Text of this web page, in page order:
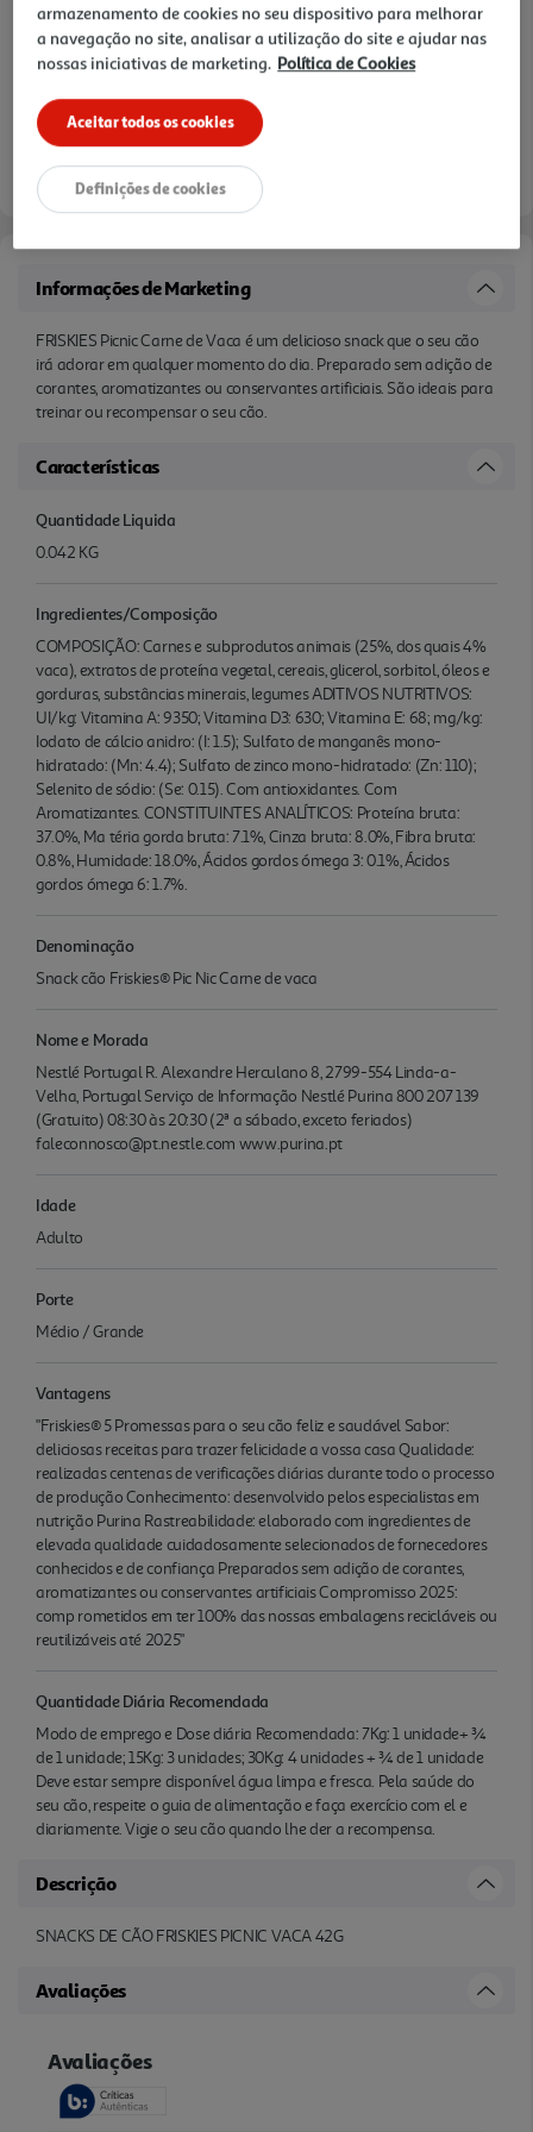
Disponibilidade na loja: Auchan Amadora
Entrega estimada entre07/08/2026 e 10/08/2026
Informações de Marketing
FRISKIES Picnic Carne de Vaca é um delicioso snack que o seu cão
irá adorar em qualquer momento do dia. Preparado sem adição de
corantes, aromatizantes ou conservantes artificiais. São ideais para
treinar ou recompensar o seu cão.
Características
Quantidade Liquida
0.042 KG
Ingredientes/Composição
COMPOSIÇÃO: Carnes e subprodutos animais (25%, dos quais 4%
vaca), extratos de proteína vegetal, cereais, glicerol, sorbitol, óleos e
gorduras, substâncias minerais, legumes ADITIVOS NUTRITIVOS:
UI/kg: Vitamina A: 9350; Vitamina D3: 630; Vitamina E: 68; mg/kg:
Iodato de cálcio anidro: (I: 1.5); Sulfato de manganês mono-
hidratado: (Mn: 4.4); Sulfato de zinco mono-hidratado: (Zn: 110);
Selenito de sódio: (Se: 0.15). Com antioxidantes. Com
Aromatizantes. CONSTITUINTES ANALÍTICOS: Proteína bruta:
37.0%, Ma téria gorda bruta: 7.1%, Cinza bruta: 8.0%, Fibra bruta:
0.8%, Humidade: 18.0%, Ácidos gordos ómega 3: 0.1%, Ácidos
gordos ómega 6: 1.7%.
Denominação
Snack cão Friskies® Pic Nic Carne de vaca
Nome e Morada
Nestlé Portugal R. Alexandre Herculano 8, 2799-554 Linda-a-
Velha, Portugal Serviço de Informação Nestlé Purina 800 207 139
(Gratuito) 08:30 às 20:30 (2ª a sábado, exceto feriados)
faleconnosco@pt.nestle.com www.purina.pt
Idade
Adulto
Porte
Médio / Grande
Vantagens
"Friskies® 5 Promessas para o seu cão feliz e saudável Sabor:
deliciosas receitas para trazer felicidade a vossa casa Qualidade:
realizadas centenas de verificações diárias durante todo o processo
de produção Conhecimento: desenvolvido pelos especialistas em
nutrição Purina Rastreabilidade: elaborado com ingredientes de
elevada qualidade cuidadosamente selecionados de fornecedores
conhecidos e de confiança Preparados sem adição de corantes,
aromatizantes ou conservantes artificiais Compromisso 2025:
comp rometidos em ter 100% das nossas embalagens recicláveis ou
reutilizáveis até 2025"
Quantidade Diária Recomendada
Modo de emprego e Dose diária Recomendada: 7Kg: 1 unidade+ ¾
de 1 unidade; 15Kg: 3 unidades; 30Kg: 4 unidades + ¾ de 1 unidade
Deve estar sempre disponível água limpa e fresca. Pela saúde do
seu cão, respeite o guia de alimentação e faça exercício com el e
diariamente. Vigie o seu cão quando lhe der a recompensa.
Descrição
SNACKS DE CÃO FRISKIES PICNIC VACA 42G
Avaliações
armazenamento de cookies no seu dispositivo para melhorar
a navegação no site, analisar a utilização do site e ajudar nas
nossas iniciativas de marketing. Política de Cookies
Aceitar todos os cookies
Definições de cookies